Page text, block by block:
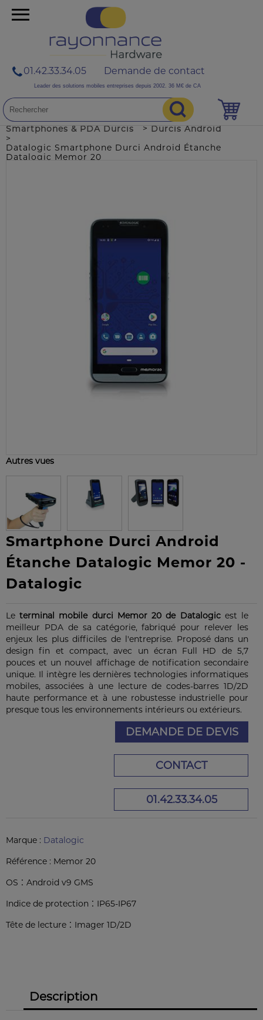
01.42.33.34.05 Demande de contact
Leader des solutions mobiles entreprises depuis 2002. 36 M€ de CA
Accueil
Smartphones & PDA Durcis
> Durcis Android
>
Datalogic Smartphone Durci Android Étanche
Datalogic Memor 20
Autres vues
Smartphone Durci Android
Étanche Datalogic Memor 20 -
Datalogic
Leterminal mobile durci Memor 20 de Datalogicest le
meilleur PDA de sa catégorie, fabriqué pour relever les
enjeux les plus difficiles de l'entreprise. Proposé dans un
design fin et compact, avec un écran Full HD de 5,7
pouces et un nouvel affichage de notification secondaire
unique. Il intègre les dernières technologies informatiques
mobiles, associées à une lecture de codes-barres 1D/2D
haute performance et à une robustesse industrielle pour
presque tous les environnements intérieurs ou extérieurs.
DEMANDE DE DEVIS
CONTACT
01.42.33.34.05
Marque : Datalogic
Référence : Memor 20
OS : Android v9 GMS
Indice de protection : IP65-IP67
Tête de lecture : Imager 1D/2D
Description